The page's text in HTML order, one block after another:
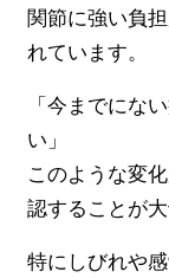
関節に強い負
れています。
「今までにな
い」
このような変
認することが
特にしびれや